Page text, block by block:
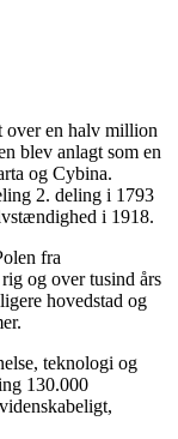
over en halv million
blev anlagt som en
og Cybina.
2. deling i 1793
i 1918.
fra
og over tusind års
hovedstad og
teknologi og
130.000